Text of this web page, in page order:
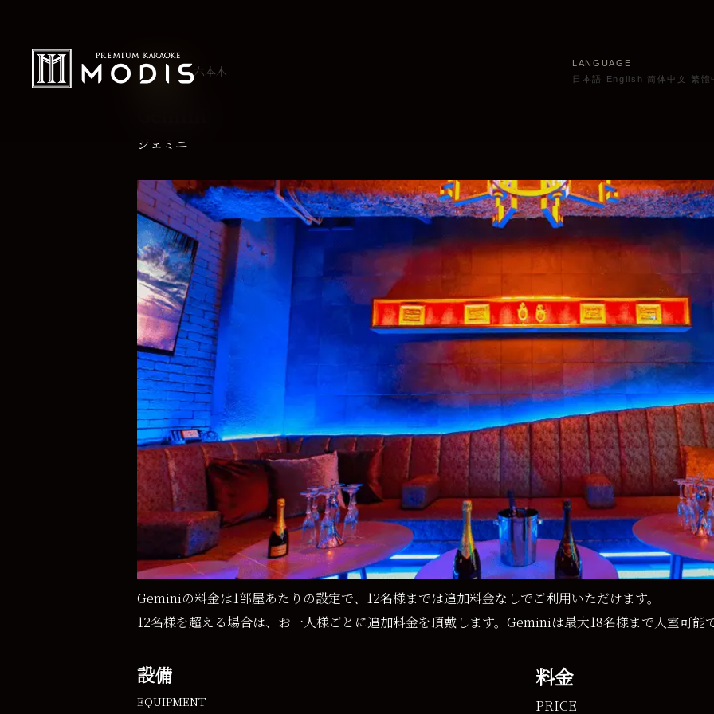
六本木
LANGUAGE
日本語
English 简体中文 繁體
L TYPE
ジェミニ
Geminiの料金は1部屋あたりの設定で、12名様までは追加料金なしでご利用いただけます。
12名様を超える場合は、お一人様ごとに追加料金を頂戴します。Geminiは最大18名様まで入室可能
設備
EQUIPMENT
料金
PRICE